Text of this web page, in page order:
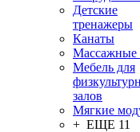
Детские
тренажеры
Канаты
Массажные
Мебель для
залов
Мягкие
+ ЕЩЕ 11